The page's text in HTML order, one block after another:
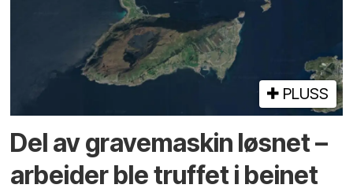
PLUSS
Del av grave­maskin løsnet –
arbeider ble truffet i beinet